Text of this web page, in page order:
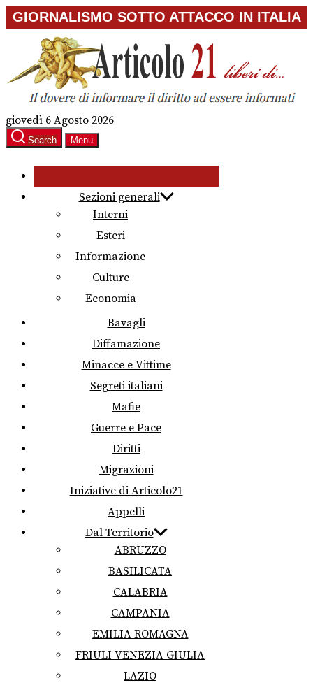
Skip
to
content
GIORNALISMO SOTTO ATTACCO IN ITALIA
giovedì 6 Agosto 2026
Search Menu
Sezioni generali
Interni
Esteri
Informazione
Culture
Economia
Bavagli
Diffamazione
Minacce e Vittime
Segreti italiani
Mafie
Guerre e Pace
Diritti
Migrazioni
Iniziative di Articolo21
Appelli
Dal Territorio
ABRUZZO
BASILICATA
CALABRIA
CAMPANIA
EMILIA ROMAGNA
FRIULI VENEZIA GIULIA
LAZIO